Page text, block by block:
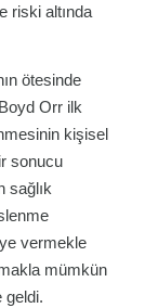
riski altında
ötesinde
Orr ilk
kişisel
sonucu
sağlık
vermekle
mümkün
geldi.